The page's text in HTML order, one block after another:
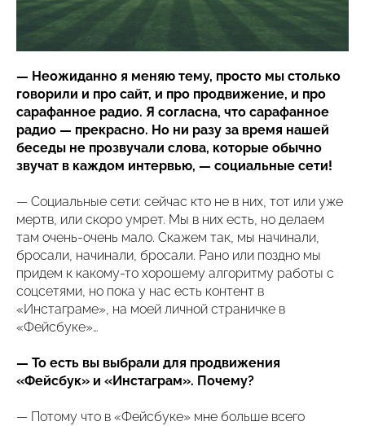
— Неожиданно я меняю тему, просто мы столько
говорили и про сайт, и про продвижение, и про
сарафанное радио. Я согласна, что сарафанное
радио — прекрасно. Но ни разу за время нашей
беседы не прозвучали слова, которые обычно
звучат в каждом интервью, — социальные сети!
— Социальные сети: сейчас кто не в них, тот или уже
мертв, или скоро умрет. Мы в них есть, но делаем
там очень-очень мало. Скажем так, мы начинали,
бросали, начинали, бросали. Рано или поздно мы
придем к какому-то хорошему алгоритму работы с
соцсетями, но пока у нас есть контент в
«Инстаграме», на моей личной страничке в
«Фейсбуке»…
— То есть вы выбрали для продвижения
«Фейсбук» и «Инстаграм». Почему?
— Потому что в «Фейсбуке» мне больше всего